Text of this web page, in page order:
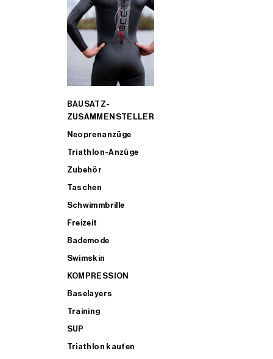
BAUSATZ-
ZUSAMMENSTELLER
Neoprenanzüge
Triathlon-Anzüge
Zubehör
Taschen
Schwimmbrille
Freizeit
Bademode
Swimskin
KOMPRESSION
Baselayers
Training
SUP
Triathlon kaufen